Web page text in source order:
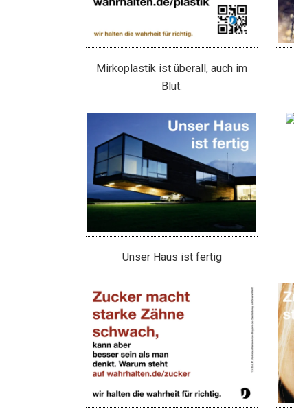
Mirkoplastik ist überall, auch im
Blut.
Unser Haus ist fertig